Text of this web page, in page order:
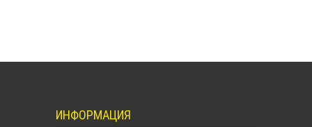
ИНФОРМАЦИЯ